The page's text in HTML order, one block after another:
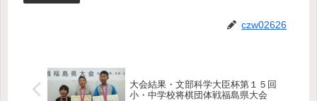
czw02626
大会結果・文部科学大臣杯第１５回
小・中学校将棋団体戦福島県大会